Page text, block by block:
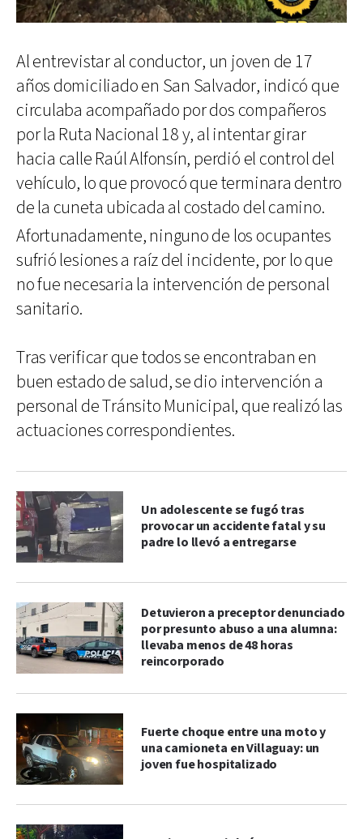
Al entrevistar al conductor, un joven de 17
años domiciliado en San Salvador, indicó que
circulaba acompañado por dos compañeros
por la Ruta Nacional 18 y, al intentar girar
hacia calle Raúl Alfonsín, perdió el control del
vehículo, lo que provocó que terminara dentro
de la cuneta ubicada al costado del camino.
Afortunadamente, ninguno de los ocupantes
sufrió lesiones a raíz del incidente, por lo que
no fue necesaria la intervención de personal
sanitario.
Tras verificar que todos se encontraban en
buen estado de salud, se dio intervención a
personal de Tránsito Municipal, que realizó las
actuaciones correspondientes.
Un adolescente se fugó tras
provocar un accidente fatal y su
padre lo llevó a entregarse
Detuvieron a preceptor denunciado
por presunto abuso a una alumna:
llevaba menos de 48 horas
reincorporado
Fuerte choque entre una moto y
una camioneta en Villaguay: un
joven fue hospitalizado